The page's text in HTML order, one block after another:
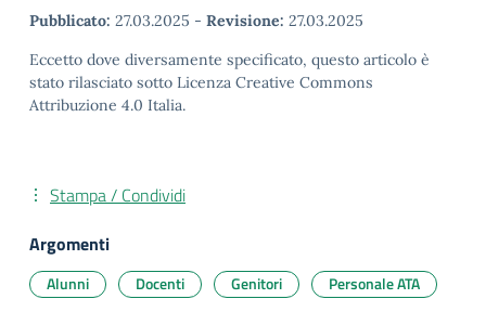
Pubblicato: 27.03.2025 - Revisione: 27.03.2025
Eccetto dove diversamente specificato, questo articolo è
stato rilasciato sotto Licenza Creative Commons
Attribuzione 4.0 Italia.
Stampa / Condividi
Argomenti
Alunni Docenti Genitori Personale ATA